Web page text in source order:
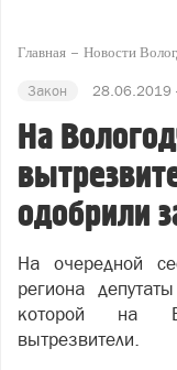
Главная Новости
Закон 28.06.2019
На
одобрили
На очередной
региона
которой на
вытрезвители.